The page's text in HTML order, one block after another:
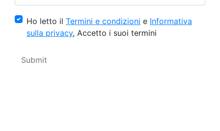
Ho letto il Termini e condizioni e Informativa
sulla privacy, Accetto i suoi termini